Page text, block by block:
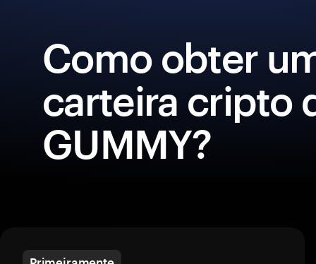
Como obter
carteira cripto
GUMMY?